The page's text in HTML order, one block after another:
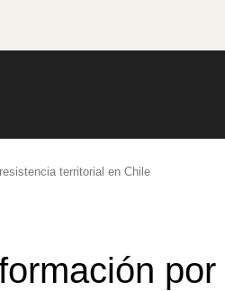
territorial en Chile
por